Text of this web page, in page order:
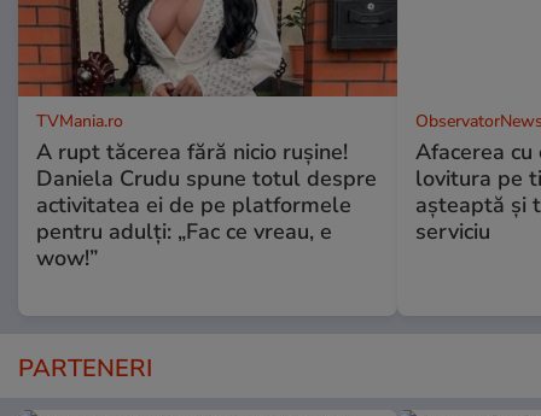
TVMania.ro
A rupt tăcerea fără nicio rușine!
Daniela Crudu spune totul despre
activitatea ei de pe platformele
pentru adulți: „Fac ce vreau, e
wow!”
Afacerea
lovitura pe
aşteaptă şi
serviciu
PARTENERI